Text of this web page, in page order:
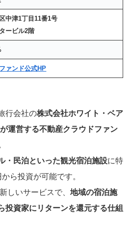
中津1丁目11番1号
ービル2階
ァンド公式HP
行会社の株式会社ホワイト・ベア
運営する不動産クラウドファン
・民泊といった観光宿泊施設に特
ら投資が可能です。
しいサービスで、 地域の宿泊施
投資家にリターンを還元する仕組